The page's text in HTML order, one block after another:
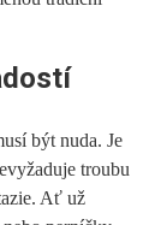
být nuda. Je
troubu
Ať už